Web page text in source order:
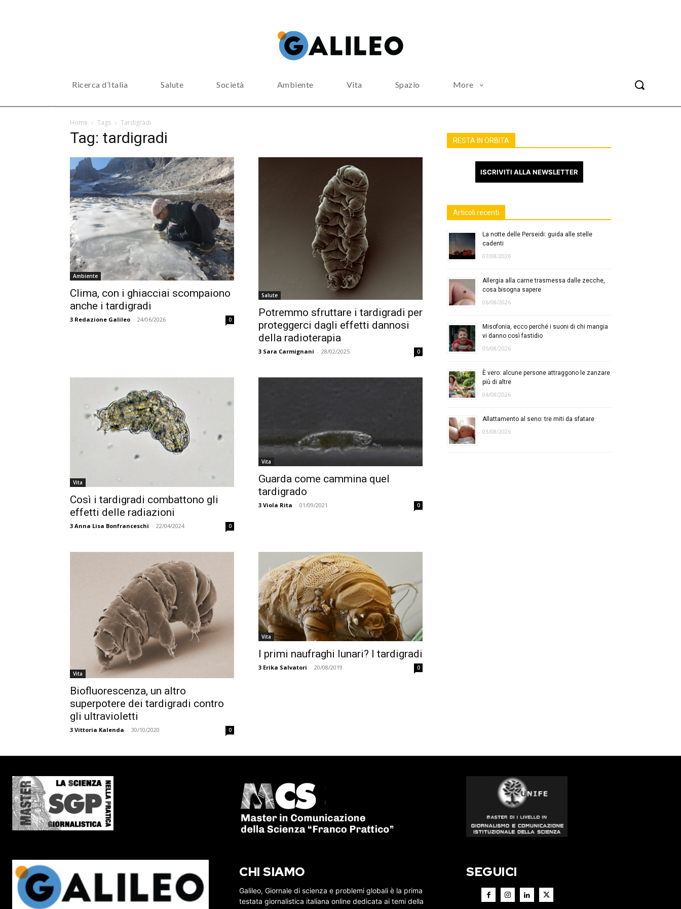
Ricerca d’Italia Salute Società Ambiente Vita Spazio More
Home Tags Tardigradi
Tag: tardigradi
Ambiente
Clima, con i ghiacciai scompaiono
anche i tardigradi
3 Redazione Galileo - 24/06/2026 0
Salute
Potremmo sfruttare i tardigradi per
proteggerci dagli effetti dannosi
della radioterapia
3 Sara Carmignani - 28/02/2025 0
Vita
Così i tardigradi combattono gli
effetti delle radiazioni
3 Anna Lisa Bonfranceschi - 22/04/2024 0
Vita
Guarda come cammina quel
tardigrado
3 Viola Rita - 01/09/2021 0
Vita
Biofluorescenza, un altro
superpotere dei tardigradi contro
gli ultravioletti
3 Vittoria Kalenda - 30/10/2020 0
Vita
I primi naufraghi lunari? I tardigradi
3 Erika Salvatori - 20/08/2019 0
RESTA IN ORBITA
ISCRIVITI ALLA NEWSLETTER
Articoli recenti
La notte delle Perseidi: guida alle stelle
cadenti
07/08/2026
Allergia alla carne trasmessa dalle zecche,
cosa bisogna sapere
06/08/2026
Misofonia, ecco perché i suoni di chi mangia
vi danno così fastidio
05/08/2026
È vero: alcune persone attraggono le zanzare
più di altre
04/08/2026
Allattamento al seno: tre miti da sfatare
03/08/2026
CHI SIAMO
Galileo, Giornale di scienza e problemi globali è la prima
testata giornalistica italiana online dedicata ai temi della
SEGUICI